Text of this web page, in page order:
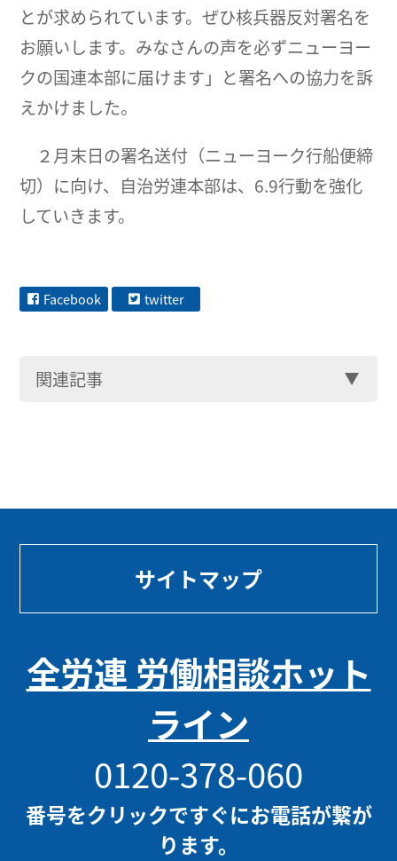
とが求められています。ぜひ核兵器反対署名を
お願いします。みなさんの声を必ずニューヨー
クの国連本部に届けます」と署名への協力を訴
えかけました。
２月末日の署名送付（ニューヨーク行船便締
切）に向け、自治労連本部は、6.9行動を強化
していきます。
Facebook twitter
関連記事
サイトマップ
全労連 労働相談ホット
ライン
0120-378-060
番号をクリックですぐにお電話が繋が
ります。